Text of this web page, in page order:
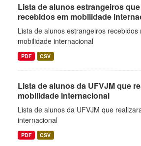
Lista de alunos estrangeiros
recebidos em mobilidade
Lista de alunos estrangeiros recebidos
mobilidade internacional
PDF CSV
Lista de alunos da UFVJM que
mobilidade internacional
Lista de alunos da UFVJM que
internacional
PDF CSV